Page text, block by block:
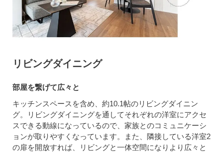
リビングダイニング
部屋を繋げて広々と
キッチンスペースを含め、約10.1帖のリビングダイニン
グ。リビングダイニングを通してそれぞれの洋室にアクセ
スできる動線になっているので、家族とのコミュニケーシ
ョンが取りやすくなっています。また、隣接している洋室2
の扉を開放すれば、リビングと一体空間になりより広々と